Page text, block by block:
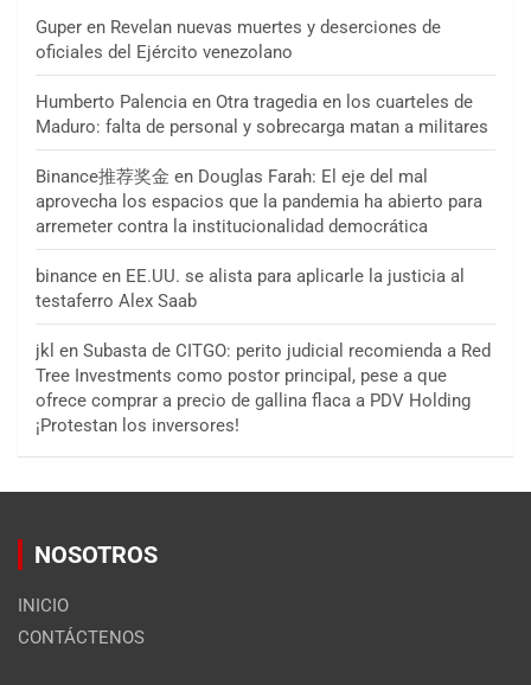
Guper en Revelan nuevas muertes y deserciones de
oficiales del Ejército venezolano
Humberto Palencia en Otra tragedia en los cuarteles de
Maduro: falta de personal y sobrecarga matan a militares
Binance推荐奖金 en Douglas Farah: El eje del mal
aprovecha los espacios que la pandemia ha abierto para
arremeter contra la institucionalidad democrática
binance en EE.UU. se alista para aplicarle la justicia al
testaferro Alex Saab
jkl en Subasta de CITGO: perito judicial recomienda a Red
Tree Investments como postor principal, pese a que
ofrece comprar a precio de gallina flaca a PDV Holding
¡Protestan los inversores!
NOSOTROS
INICIO
CONTÁCTENOS